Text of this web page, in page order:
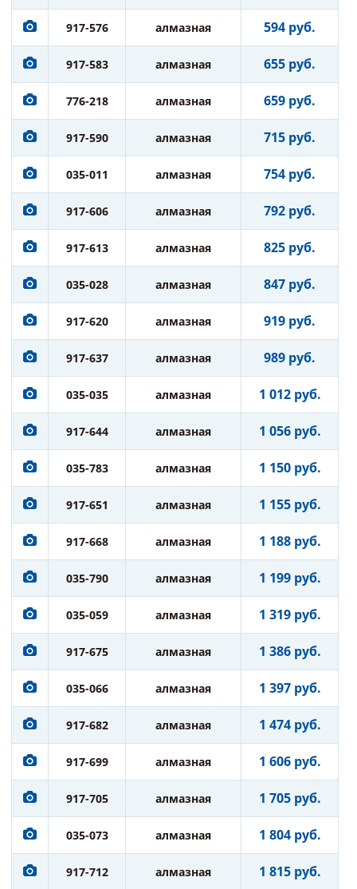
917-576 алмазная 594 руб.
917-583 алмазная 655 руб.
776-218 алмазная 659 руб.
917-590 алмазная 715 руб.
035-011 алмазная 754 руб.
917-606 алмазная 792 руб.
917-613 алмазная 825 руб.
035-028 алмазная 847 руб.
917-620 алмазная 919 руб.
917-637 алмазная 989 руб.
035-035 алмазная 1 012 руб.
917-644 алмазная 1 056 руб.
035-783 алмазная 1 150 руб.
917-651 алмазная 1 155 руб.
917-668 алмазная 1 188 руб.
035-790 алмазная 1 199 руб.
035-059 алмазная 1 319 руб.
917-675 алмазная 1 386 руб.
035-066 алмазная 1 397 руб.
917-682 алмазная 1 474 руб.
917-699 алмазная 1 606 руб.
917-705 алмазная 1 705 руб.
035-073 алмазная 1 804 руб.
917-712 алмазная 1 815 руб.